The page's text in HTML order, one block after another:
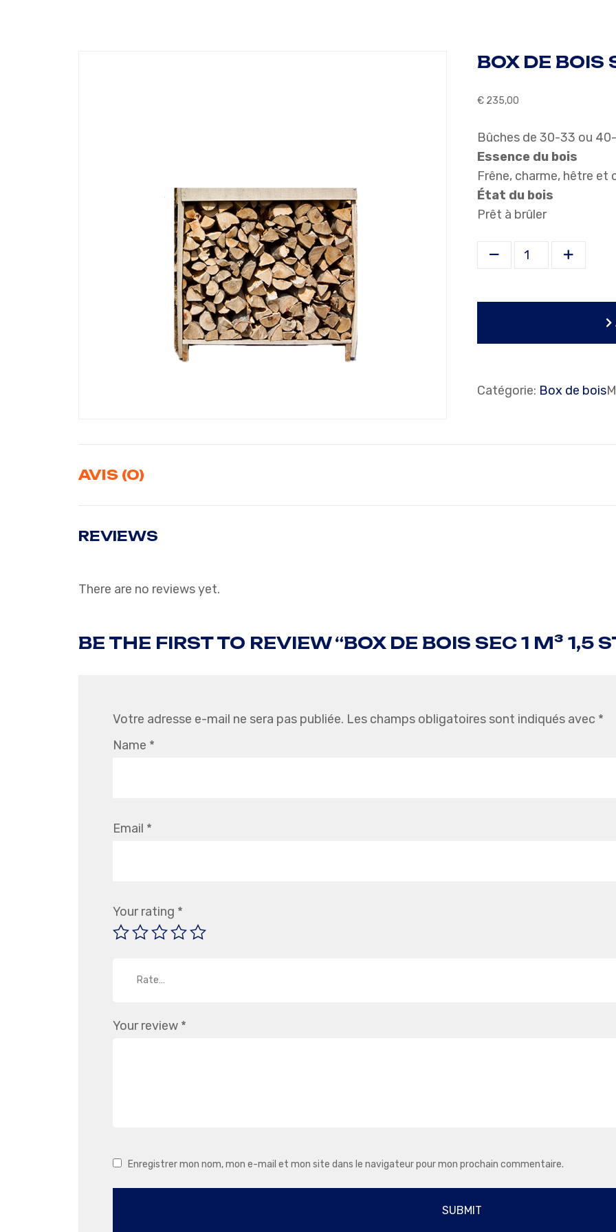
BOX DE BOIS
€ 235,00
Bûches de 30-33 ou
Essence du bois
Frêne, charme, hêtre et
État du bois
Prêt à brûler
Box de bois sec 1 m³
Catégorie: Box de bois
AVIS (0)
REVIEWS
There are no reviews yet.
BE THE FIRST TO REVIEW “BOX DE BOIS SEC 1 M³ 1,5
Votre adresse e-mail ne sera pas publiée. Les champs obligatoires sont indiqués avec *
Name *
Email *
Your rating *
Rate…
Your review *
Enregistrer mon nom, mon e-mail et mon site dans le navigateur pour mon prochain commentaire.